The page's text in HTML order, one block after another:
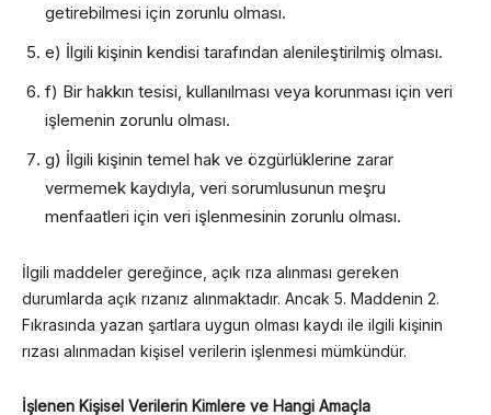
getirebilmesi için zorunlu olması.
e) İlgili kişinin kendisi tarafından alenileştirilmiş olması.
f) Bir hakkın tesisi, kullanılması veya korunması için veri
işlemenin zorunlu olması.
g) İlgili kişinin temel hak ve özgürlüklerine zarar
vermemek kaydıyla, veri sorumlusunun meşru
menfaatleri için veri işlenmesinin zorunlu olması.
İlgili maddeler gereğince, açık rıza alınması gereken
durumlarda açık rızanız alınmaktadır. Ancak 5. Maddenin 2.
Fıkrasında yazan şartlara uygun olması kaydı ile ilgili kişinin
rızası alınmadan kişisel verilerin işlenmesi mümkündür.
İşlenen Kişisel Verilerin Kimlere ve Hangi Amaçla